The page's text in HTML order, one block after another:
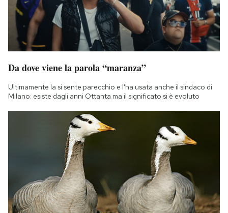
Da dove viene la parola “maranza”
Ultimamente la si sente parecchio e l'ha usata anche il sindaco di
Milano: esiste dagli anni Ottanta ma il significato si è evoluto